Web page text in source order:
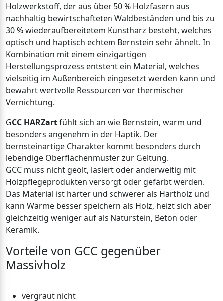
Holzwerkstoff, der aus über 50 % Holzfasern aus
nachhaltig bewirtschafteten Waldbeständen und bis zu
30 % wiederaufbereitetem Kunstharz besteht, welches
optisch und haptisch echtem Bernstein sehr ähnelt. In
Kombination mit einem einzigartigen
Herstellungsprozess entsteht ein Material, welches
vielseitig im Außenbereich eingesetzt werden kann und
bewahrt wertvolle Ressourcen vor thermischer
Vernichtung.
GCC HARZartfühlt sich an wie Bernstein, warm und
besonders angenehm in der Haptik. Der
bernsteinartige Charakter kommt besonders durch
lebendige Oberflächenmuster zur Geltung.
GCC muss nicht geölt, lasiert oder anderweitig mit
Holzpflegeprodukten versorgt oder gefärbt werden.
Das Material ist härter und schwerer als Hartholz und
kann Wärme besser speichern als Holz, heizt sich aber
gleichzeitig weniger auf als Naturstein, Beton oder
Keramik.
Vorteile von GCC gegenüber
Massivholz
vergraut nicht